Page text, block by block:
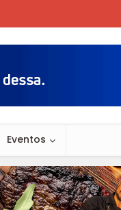
Eventos